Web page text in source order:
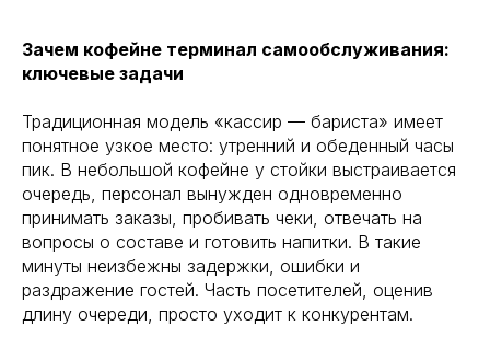
Зачем кофейне терминал самообслуживания:
ключевые задачи
Традиционная модель «кассир — бариста» имеет
понятное узкое место: утренний и обеденный часы
пик. В небольшой кофейне у стойки выстраивается
очередь, персонал вынужден одновременно
принимать заказы, пробивать чеки, отвечать на
вопросы о составе и готовить напитки. В такие
минуты неизбежны задержки, ошибки и
раздражение гостей. Часть посетителей, оценив
длину очереди, просто уходит к конкурентам.